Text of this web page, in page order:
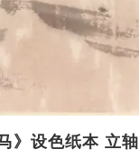
》设色纸本 立轴